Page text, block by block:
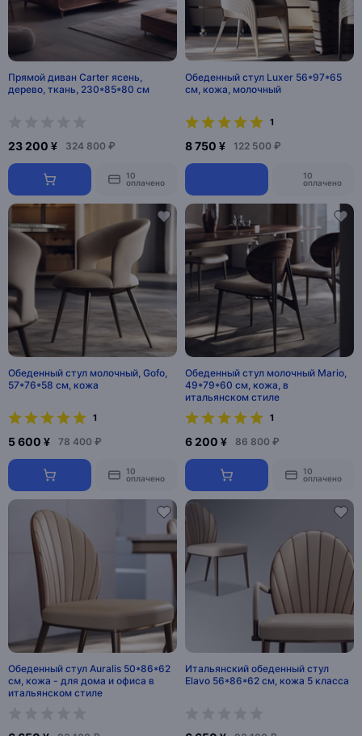
Прямой диван Carter ясень,
дерево, ткань, 230*85*80 см
23 200 ¥ 324 800 ₽
10
оплачено
Обеденный стул Luxer 56*97*65
см, кожа, молочный
1
8 750 ¥ 122 500 ₽
10
оплачено
Обеденный стул молочный, Gofo,
57*76*58 см, кожа
1
5 600 ¥ 78 400 ₽
10
оплачено
Обеденный стул молочный Mario,
49*79*60 см, кожа, в
итальянском стиле
1
6 200 ¥ 86 800 ₽
10
оплачено
Обеденный стул Auralis 50*86*62
см, кожа - для дома и офиса в
итальянском стиле
Итальянский обеденный стул
Elavo 56*86*62 см, кожа 5 класса